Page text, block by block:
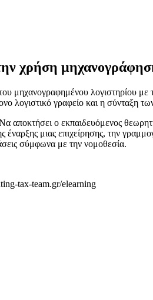
χρήση
μηχανογραφημένου λογιστηρίου με
λογιστικό γραφείο και η
αποκτήσει ο εκπαιδευόμενος
έναρξης μιας επιχείρησης, την
σύμφωνα με την νομοθεσία.
tax-team.gr/elearning